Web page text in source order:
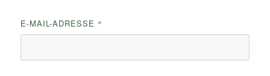
E-MAIL-ADRESSE *